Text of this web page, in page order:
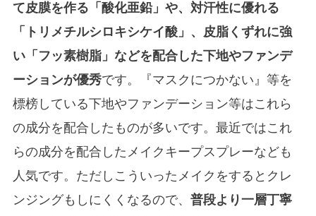
て皮膜を作る「酸化亜鉛」や、対汗性に優れる
「トリメチルシロキシケイ酸」、皮脂くずれに強
い「フッ素樹脂」などを配合した下地やファンデ
ーションが優秀です。『マスクにつかない』等を
標榜している下地やファンデーション等はこれら
の成分を配合したものが多いです。最近ではこれ
らの成分を配合したメイクキープスプレーなども
人気です。ただしこういったメイクをするとクレ
ンジングもしにくくなるので、 普段より一層丁寧